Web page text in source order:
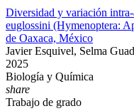
Diversidad y variación
euglossini (Hymenoptera:
de Oaxaca, México
Javier Esquivel, Selma
2025
Biología y Química
share
Trabajo de grado